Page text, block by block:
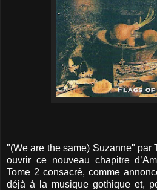
"(We are the same) Suzanne" par
ouvrir ce nouveau chapitre
Tome 2 consacré, comme
déjà à la musique gothique et,